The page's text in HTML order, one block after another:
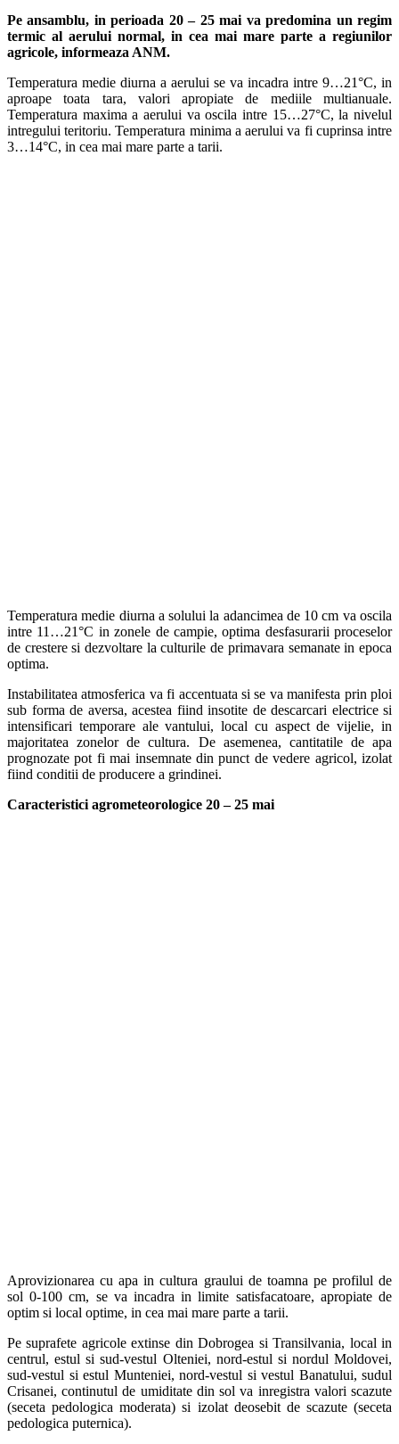
Pe ansamblu, in perioada 20 – 25 mai va predomina un regim
termic al aerului normal, in cea mai mare parte a regiunilor
agricole, informeaza ANM.
Temperatura medie diurna a aerului se va incadra intre 9…21°C, in
aproape toata tara, valori apropiate de mediile multianuale.
Temperatura maxima a aerului va oscila intre 15…27°C, la nivelul
intregului teritoriu. Temperatura minima a aerului va fi cuprinsa intre
3…14°C, in cea mai mare parte a tarii.
Temperatura medie diurna a solului la adancimea de 10 cm va oscila
intre 11…21°C in zonele de campie, optima desfasurarii proceselor
de crestere si dezvoltare la culturile de primavara semanate in epoca
optima.
Instabilitatea atmosferica va fi accentuata si se va manifesta prin ploi
sub forma de aversa, acestea fiind insotite de descarcari electrice si
intensificari temporare ale vantului, local cu aspect de vijelie, in
majoritatea zonelor de cultura. De asemenea, cantitatile de apa
prognozate pot fi mai insemnate din punct de vedere agricol, izolat
fiind conditii de producere a grindinei.
Caracteristici agrometeorologice 20 – 25 mai
Aprovizionarea cu apa in cultura graului de toamna pe profilul de
sol 0-100 cm, se va incadra in limite satisfacatoare, apropiate de
optim si local optime, in cea mai mare parte a tarii.
Pe suprafete agricole extinse din Dobrogea si Transilvania, local in
centrul, estul si sud-vestul Olteniei, nord-estul si nordul Moldovei,
sud-vestul si estul Munteniei, nord-vestul si vestul Banatului, sudul
Crisanei, continutul de umiditate din sol va inregistra valori scazute
(seceta pedologica moderata) si izolat deosebit de scazute (seceta
pedologica puternica).